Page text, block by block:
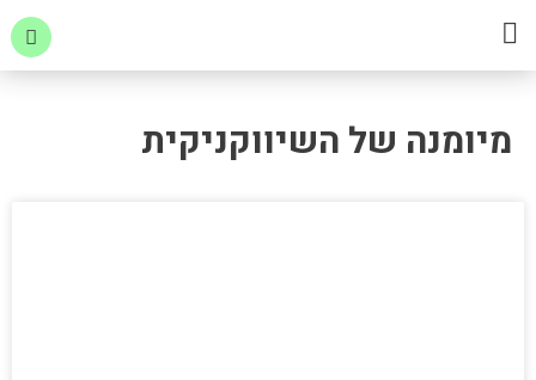
לתוכןתפריט
מיומנה של השיווקניקית